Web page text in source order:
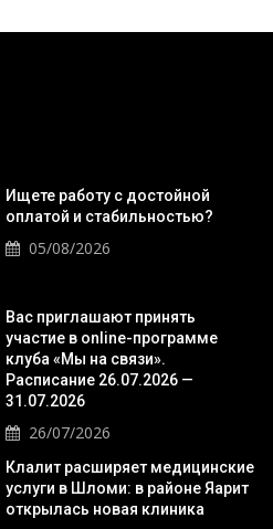
Ищете работу с достойной
оплатой и стабильностью?
05/08/2026
Вас приглашают принять
участие в online-программе
клуба «Мы на связи».
Расписание 26.07.2026 —
31.07.2026
26/07/2026
Клалит расширяет медицинские
услуги в Шломи: в районе Яарит
открылась новая клиника